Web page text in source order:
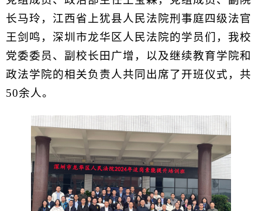
长马玲 ，江西省上犹县人民法院刑事庭四级法官
王剑鸣，深圳市龙华区人民法院的学员们，我校
党委委员、副校长田广增，以及继续教育学院和
政法学院的相关负责人共同出席了开班仪式，共
50余人。